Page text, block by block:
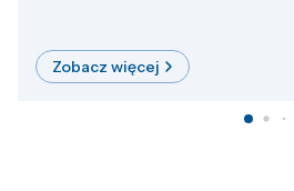
Zobacz więcej